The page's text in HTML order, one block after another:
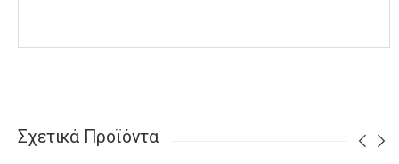
Σχετικά Προϊόντα